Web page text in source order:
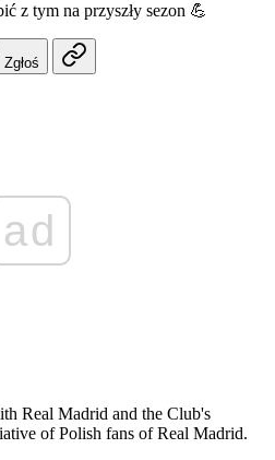
z tym na przyszły sezon 💪
Zgłoś
ad
Real Madrid and the Club's
of Polish fans of Real Madrid.